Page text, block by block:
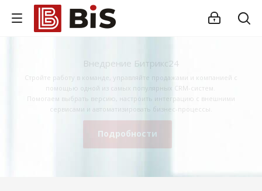
Внедрение Битрикс24
Стройте работу в команде, управляйте продажами и компанией с
помощью одной из самых популярных CRM-систем.
Помогаем выбрать версию, настроить интеграцию с внешними
сервисами и автоматизировать бизнес-процессы.
Подробности